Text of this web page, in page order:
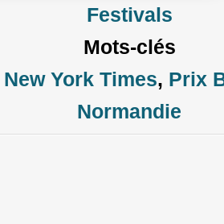
Festivals
Mots-clés
New York Times, Prix
Normandie